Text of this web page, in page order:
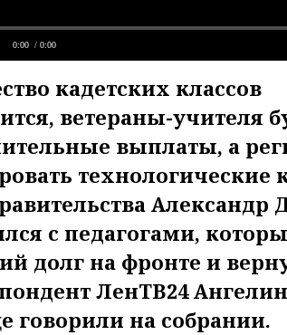
0:00 / 0:00
кадетских классов
ветераны-учителя
выплаты, а
Александр
с педагогами,
долг на фронте и
ЛенТВ24
говорили на собрании.